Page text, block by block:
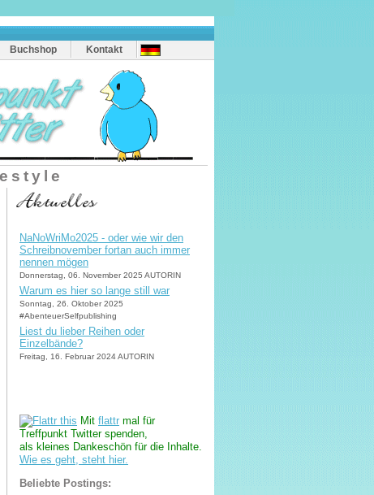
Buchshop Kontakt
NaNoWriMo2025 - oder wie wir den
Schreibnovember fortan auch immer
nennen mögen
Donnerstag, 06. November 2025 AUTORIN
Warum es hier so lange still war
Sonntag, 26. Oktober 2025
#AbenteuerSelfpublishing
Liest du lieber Reihen oder
Einzelbände?
Freitag, 16. Februar 2024 AUTORIN
Mit flattr mal für
Treffpunkt Twitter spenden,
als kleines Dankeschön für die Inhalte.
Wie es geht, steht hier.
Beliebte Postings: